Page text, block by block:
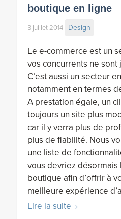
boutique en ligne
3 juillet 2014 Design
Le e-commerce est un
vos concurrents ne
C’est aussi un secteur
notamment en termes
A prestation égale, un
toujours un site plus
car il y verra plus de
plus de fiabilité. Nous
une liste de
vous devriez désormais
boutique afin d’offrir à
meilleure expérience
Lire la suite